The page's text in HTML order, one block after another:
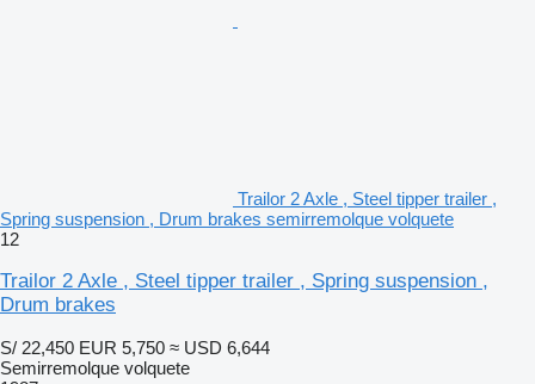
Trailor 2 Axle , Steel tipper trailer ,
Spring suspension , Drum brakes semirremolque volquete
12
Trailor 2 Axle , Steel tipper trailer , Spring suspension ,
Drum brakes
S/ 22,450 EUR 5,750 ≈ USD 6,644
Semirremolque volquete